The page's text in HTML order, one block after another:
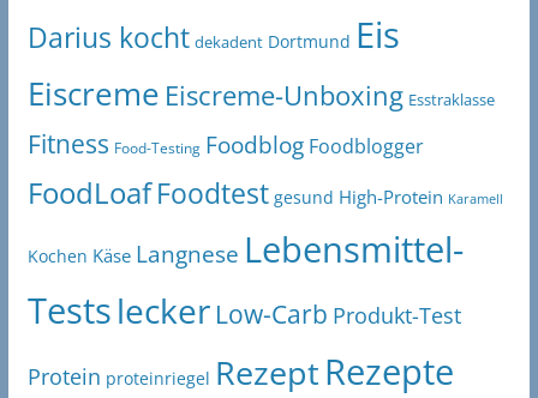
Darius kocht dekadent Dortmund Eis
Eiscreme Eiscreme-Unboxing Esstraklasse
Fitness Food-Testing Foodblog Foodblogger
FoodLoaf Foodtest gesund High-Protein Karamell
Kochen Käse Langnese Lebensmittel-
Testslecker Low-Carb Produkt-Test
Protein proteinriegel RezeptRezepte